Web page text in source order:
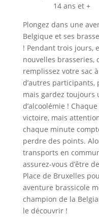
14 ans et +
Plongez dans une
Belgique et ses
! Pendant trois jours,
nouvelles brasseries,
remplissez votre sac
d’autres participants,
mais gardez
d’alcoolémie !
victoire, mais
chaque minute
perdre des points.
transports en
assurez-vous d’être
Place de Bruxelles
aventure brassicole
champion de la
le découvrir !